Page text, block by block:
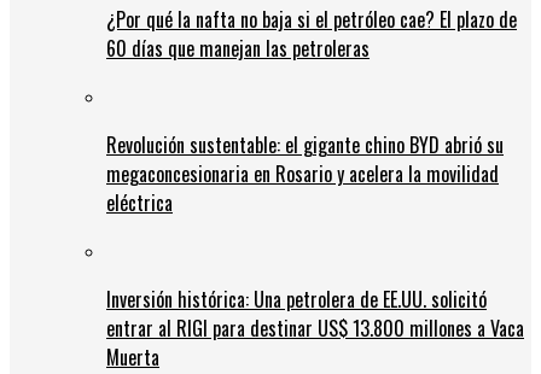
¿Por qué la nafta no baja si el petróleo cae? El plazo de
60 días que manejan las petroleras
Revolución sustentable: el gigante chino BYD abrió su
megaconcesionaria en Rosario y acelera la movilidad
eléctrica
Inversión histórica: Una petrolera de EE.UU. solicitó
entrar al RIGI para destinar US$ 13.800 millones a Vaca
Muerta